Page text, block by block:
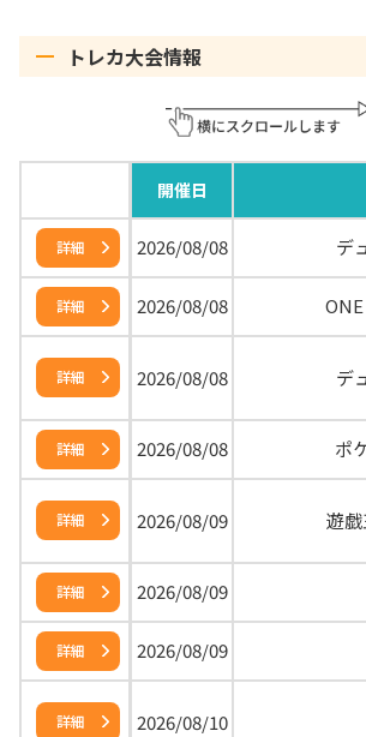
トレカ大会情報
開催日
詳細 2026/08/08 デ
詳細 2026/08/08
詳細 2026/08/08 デ
詳細 2026/08/08 ポ
詳細 2026/08/09 遊
詳細 2026/08/09
詳細 2026/08/09
詳細 2026/08/10